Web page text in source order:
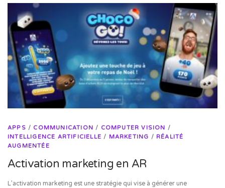
APPS / COMMUNICATION / COMPUTER VISION /
INTELLIGENCE ARTIFICIELLE / MARKETING / RÉALITÉ
AUGMENTÉE
Activation marketing en AR
L’activation marketing est une stratégie qui vise à générer une